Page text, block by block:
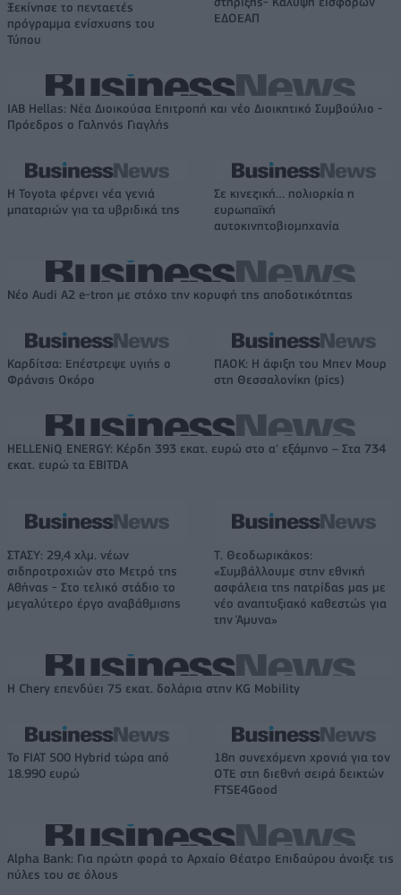
Ξεκίνησε το πενταετές
πρόγραμμα ενίσχυσης του
Τύπου
ΕΔΟΕΑΠ
IAB Hellas: Νέα Διοικούσα Επιτροπή και νέο Διοικητικό Συμβούλιο -
Πρόεδρος ο Γαληνός Γιαγλής
Η Toyota φέρνει νέα γενιά
μπαταριών για τα υβριδικά της
Σε κινεζική… πολιορκία η
ευρωπαϊκή
αυτοκινητοβιομηχανία
Νέο Audi A2 e-tron με στόχο την κορυφή της αποδοτικότητας
Καρδίτσα: Επέστρεψε υγιής ο
Φράνσις Οκόρο
ΠΑΟΚ: Η άφιξη του Μπεν Μουρ
στη Θεσσαλονίκη (pics)
HELLENiQ ENERGY: Κέρδη 393 εκατ. ευρώ στο α' εξάμηνο – Στα 734
εκατ. ευρώ τα EBITDA
ΣΤΑΣΥ: 29,4 χλμ. νέων
σιδηροτροχιών στο Μετρό της
Αθήνας - Στο τελικό στάδιο το
μεγαλύτερο έργο αναβάθμισης
Τ. Θεοδωρικάκος:
«Συμβάλλουμε στην εθνική
ασφάλεια της πατρίδας μας με
νέο αναπτυξιακό καθεστώς για
την Άμυνα»
Η Chery επενδύει 75 εκατ. δολάρια στην KG Mobility
Το FIAT 500 Hybrid τώρα από
18.990 ευρώ
18η συνεχόμενη χρονιά για τον
ΟΤΕ στη διεθνή σειρά δεικτών
FTSE4Good
Alpha Bank: Για πρώτη φορά το Αρχαίο Θέατρο Επιδαύρου άνοιξε τις
πύλες του σε όλους